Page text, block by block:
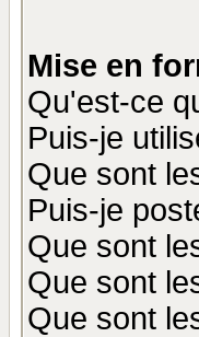
Mise en
Qu'est-ce
Puis-je
Que sont
Puis-je
Que sont
Que sont
Que sont